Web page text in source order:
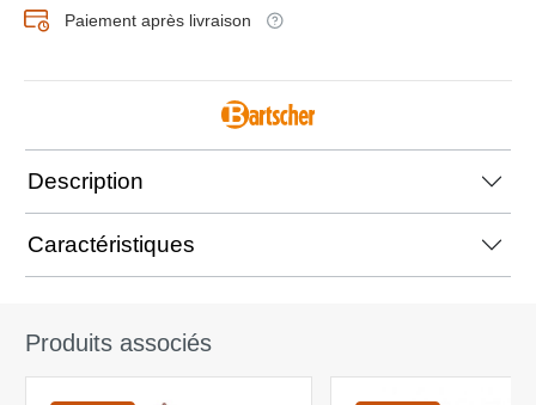
Paiement après livraison
Description
Caractéristiques
Produits associés